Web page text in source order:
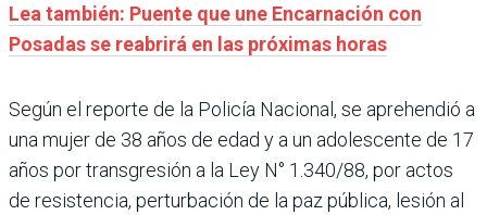
Lea también: Puente que une Encarnación con
Posadas se reabrirá en las próximas horas
Según el reporte de la Policía Nacional, se aprehendió a
una mujer de 38 años de edad y a un adolescente de 17
años por transgresión a la Ley N° 1.340/88, por actos
de resistencia, perturbación de la paz pública, lesión al